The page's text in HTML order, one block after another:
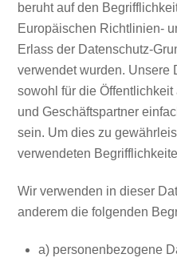
beruht auf den
Europäischen Richtlinien-
Erlass der Datenschutz-
verwendet wurden. Unsere
sowohl für die
und Geschäftspartner
sein. Um dies zu
verwendeten
Wir verwenden in dieser
anderem die folgenden
a) personenbezogene